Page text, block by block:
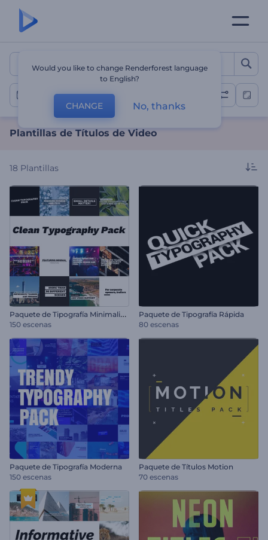
Plantillas de Títulos de
Títulos de video
Plantillas de Títulos de Video
18 Plantillas
P
aquete de Tipografía Minimalista
150 escenas
Paquete de Tipografía Rápida
80 escenas
Paquete de Tipografía Moderna
150 escenas
Paquete de Títulos Motion
70 escenas
Would you like to change Renderforest language
to English?
CHANGE No, thanks